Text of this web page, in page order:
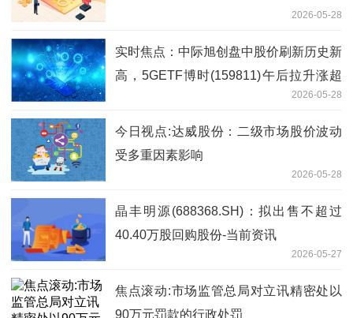
2026-05-28
实时焦点：中际旭创盘中股价刷新历史新
高，5GETF博时(159811)午后拉升涨超
2026-05-28
今日视点:达威股份：二级市场股价波动
受多重因素影响
2026-05-28
晶丰明源(688368.SH)：拟出售不超过
40.40万股回购股份-当前资讯
2026-05-27
焦点滚动:市场监管总局对立讯精密处以
90万元罚款的行政处罚